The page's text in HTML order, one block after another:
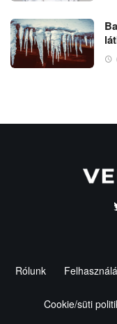
Rólunk
Cookie/süti